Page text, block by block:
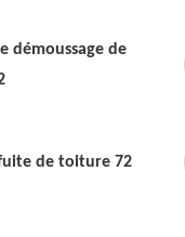
démoussage de
de toiture 72